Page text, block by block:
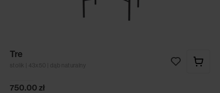
Tre
stolik | 43x50 | dąb naturalny
750.00 zł